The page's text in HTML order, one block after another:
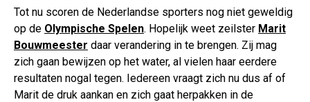
Tot nu scoren de Nederlandse sporters nog niet geweldig
op de Olympische Spelen. Hopelijk weet zeilster Marit
Bouwmeester daar verandering in te brengen. Zij mag
zich gaan bewijzen op het water, al vielen haar eerdere
resultaten nogal tegen. Iedereen vraagt zich nu dus af of
Marit de druk aankan en zich gaat herpakken in de